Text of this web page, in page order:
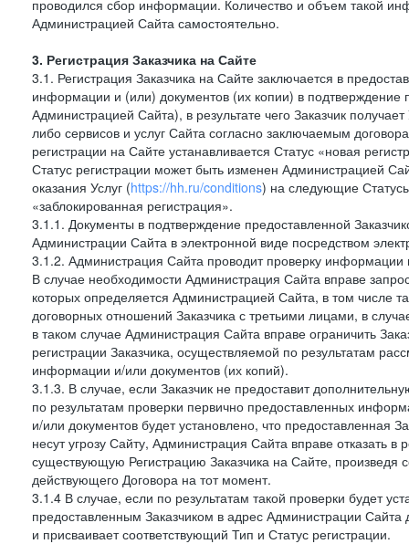
проводился сбор информации. Количество и объем такой
Администрацией Сайта самостоятельно.
3. Регистрация Заказчика на Сайте
3.1. Регистрация Заказчика на Сайте заключается в
информации и (или) документов (их копии) в
Администрацией Сайта), в результате чего Заказчик
либо сервисов и услуг Сайта согласно заключаемым
регистрации на Сайте устанавливается Статус «новая
Статус регистрации может быть изменен Администрацией
оказания Услуг (https://hh.ru/conditions) на следующие
«заблокированная регистрация».
3.1.1. Документы в подтверждение предоставленной
Администрации Сайта в электронной виде посредством
3.1.2. Администрация Сайта проводит проверку информации
В случае необходимости Администрация Сайта вправе
которых определяется Администрацией Сайта, в том числе
договорных отношений Заказчика с третьими лицами, в
в таком случае Администрация Сайта вправе ограничить
регистрации Заказчика, осуществляемой по результатам
информации и/или документов (их копий).
3.1.3. В случае, если Заказчик не предоставит
по результатам проверки первично предоставленных
и/или документов будет установлено, что предоставленная
несут угрозу Сайту, Администрация Сайта вправе отказать
существующую Регистрацию Заказчика на Сайте, произведя
действующего Договора на тот момент.
3.1.4 В случае, если по результатам такой проверки будет
предоставленным Заказчиком в адрес Администрации
и присваивает соответствующий Тип и Статус регистрации.